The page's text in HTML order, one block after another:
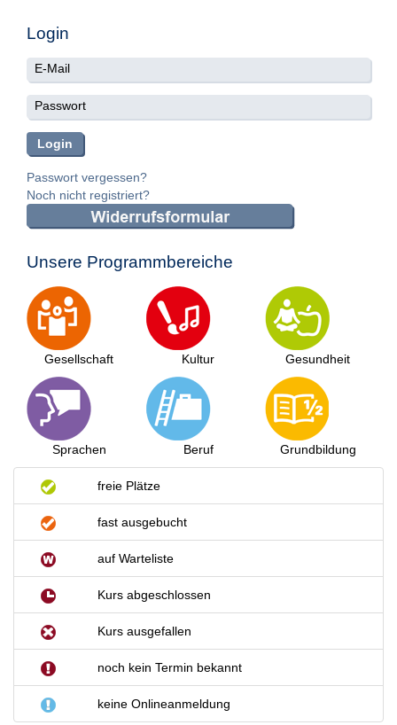
Login
Passwort vergessen?
Noch nicht registriert?
Unsere Programmbereiche
Gesellschaft
Sprachen
Kultur
Beruf
Gesundheit
Grundbildung
freie Plätze
fast ausgebucht
auf Warteliste
Kurs abgeschlossen
Kurs ausgefallen
noch kein Termin bekannt
keine Onlineanmeldung